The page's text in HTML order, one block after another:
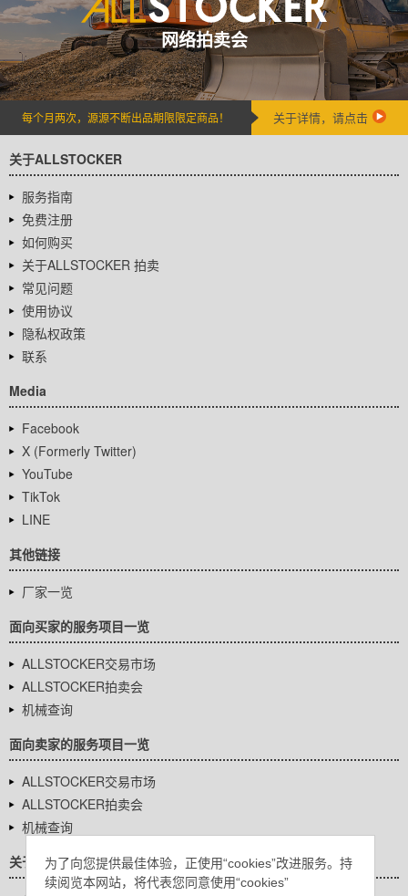
为了向您提供最佳体验，正使用“cookies”改进服务。持
续阅览本网站，将代表您同意使用“cookies”
网络拍卖会
每个月两次，源源不断出品期限限定商品！ 关于详情，请点击
关于ALLSTOCKER
服务指南
免费注册
如何购买
关于ALLSTOCKER 拍卖
常见问题
使用协议
隐私权政策
联系
Media
Facebook
X (Formerly Twitter)
YouTube
TikTok
LINE
其他链接
厂家一览
面向买家的服务项目一览
ALLSTOCKER交易市场
ALLSTOCKER拍卖会
机械查询
面向卖家的服务项目一览
ALLSTOCKER交易市场
ALLSTOCKER拍卖会
机械查询
关于我们